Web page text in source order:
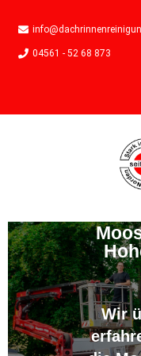
04561 - 52 68 873
Wir